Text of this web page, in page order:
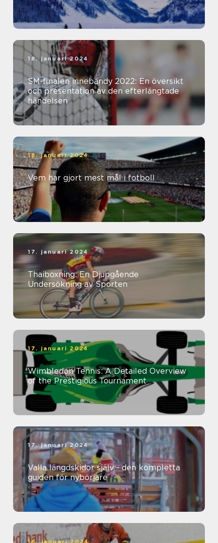
18. januari 2024
SM-finalen innebandy 2022: En översikt
och presentation av den efterlängtade
händelsen
18. januari 2024
Vem har gjort mest mål i fotboll
17. januari 2024
Thaiboxning: En Djupgående
Undersökning av Sporten
17. januari 2024
Wimbledon Tennis: A Detailed Overview
of the Prestigious Tournament
17. januari 2024
Valla längdskidor själv - den kompletta
guiden för nybörjare
16. januari 2024